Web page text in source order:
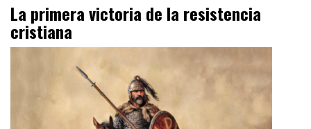
La primera victoria de la resistencia
cristiana